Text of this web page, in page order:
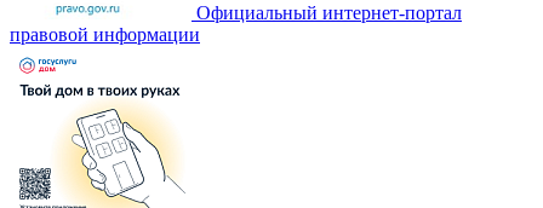
Официальный интернет-портал
правовой информации